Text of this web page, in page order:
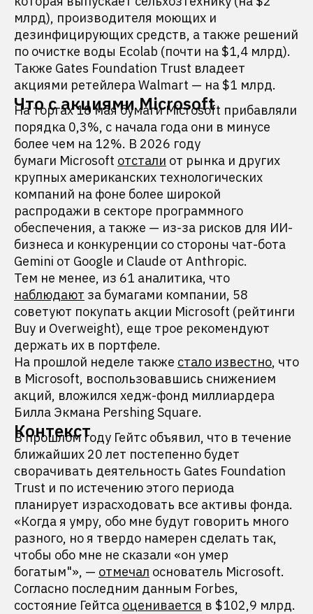
млрд), производителя моющих и
дезинфицирующих средств, а также решений
по очистке воды Ecolab (почти на $1,4 млрд).
Также Gates Foundation Trust владеет
акциями ретейлера Walmart — на $1 млрд.
Что с акциями Microsoft
На торгах 18 мая бумаги Microsoft прибавляли
порядка 0,3%, с начала года они в минусе
более чем на 12%. В 2026 году
бумаги Microsoft отстали от рынка и других
крупных американских технологических
компаний на фоне более широкой
распродажи в секторе программного
обеспечения, а также — из-за рисков для ИИ-
бизнеса и конкуренции со стороны чат-бота
Gemini от Google и Claude от Anthropic.
Тем не менее, из 61 аналитика, что
наблюдают за бумагами компании, 58
советуют покупать акции Microsoft (рейтинги
Buy и Overweight), еще трое рекомендуют
держать их в портфеле.
На прошлой неделе также стало известно, что
в Microsoft, воспользовавшись снижением
акций, вложился хедж-фонд миллиардера
Билла Экмана Pershing Square.
Контекст
В прошлом году Гейтс объявил, что в течение
ближайших 20 лет постепенно будет
сворачивать деятельность Gates Foundation
Trust и по истечению этого периода
планирует израсходовать все активы фонда.
«Когда я умру, обо мне будут говорить много
разного, но я твердо намерен сделать так,
чтобы обо мне не сказали «он умер
богатым"», — отмечал основатель Microsoft.
Согласно последним данным Forbes,
состояние Гейтса оценивается в $102,9 млрд.